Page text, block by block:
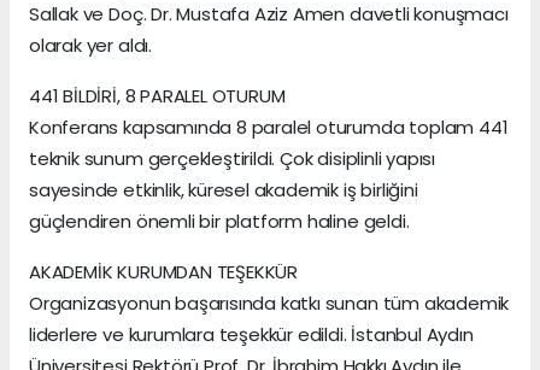
Sallak ve Doç. Dr. Mustafa Aziz Amen davetli konuşmacı
olarak yer aldı.
441 BİLDİRİ, 8 PARALEL OTURUM
Konferans kapsamında 8 paralel oturumda toplam 441
teknik sunum gerçekleştirildi. Çok disiplinli yapısı
sayesinde etkinlik, küresel akademik iş birliğini
güçlendiren önemli bir platform haline geldi.
AKADEMİK KURUMDAN TEŞEKKÜR
Organizasyonun başarısında katkı sunan tüm akademik
liderlere ve kurumlara teşekkür edildi. İstanbul Aydın